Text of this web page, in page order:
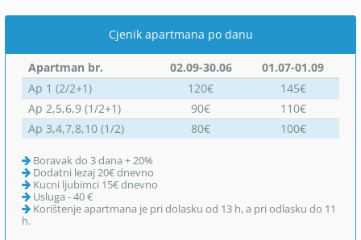
Cjenik apartmana po danu
Apartman br. 02.09-30.06
01.07-01.09
Ap 1 (2/2+1)
120€
145€
Ap 2,5,6,9 (1/2+1)
90€
110€
Ap 3,4,7,8,10 (1/2)
80€ 100€
Boravak do 3 dana + 20%
Dodatni lezaj 20€ dnevno
Kucni ljubimci 15€ dnevno
Usluga - 40 €
Korištenje apartmana je pri dolasku od 13 h, a pri odlasku do 11
h.